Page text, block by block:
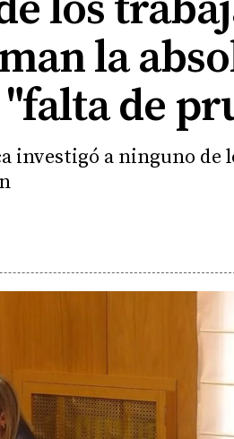
la
de
investigó a ninguno de